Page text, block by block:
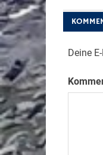
Deine